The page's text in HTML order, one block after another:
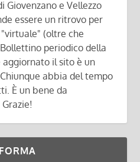
Giovenzano e Vellezzo
essere un ritrovo per
(oltre che
periodico della
il sito è un
abbia del tempo
È un bene da